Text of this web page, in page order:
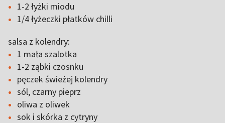
1-2 łyżki miodu
1/4 łyżeczki płatków chilli
salsa z kolendry:
1 mała szalotka
1-2 ząbki czosnku
pęczek świeżej kolendry
sól, czarny pieprz
oliwa z oliwek
sok i skórka z cytryny